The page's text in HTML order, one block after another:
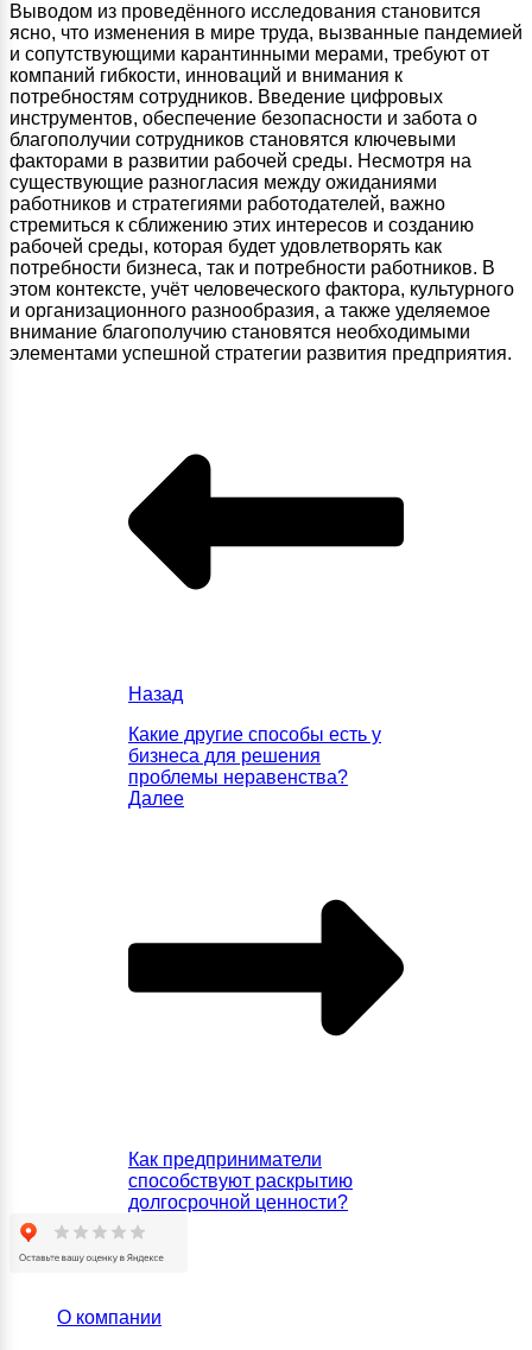
Выводом из проведённого исследования становится
ясно, что изменения в мире труда, вызванные пандемией
и сопутствующими карантинными мерами, требуют от
компаний гибкости, инноваций и внимания к
потребностям сотрудников. Введение цифровых
инструментов, обеспечение безопасности и забота о
благополучии сотрудников становятся ключевыми
факторами в развитии рабочей среды. Несмотря на
существующие разногласия между ожиданиями
работников и стратегиями работодателей, важно
стремиться к сближению этих интересов и созданию
рабочей среды, которая будет удовлетворять как
потребности бизнеса, так и потребности работников. В
этом контексте, учёт человеческого фактора, культурного
и организационного разнообразия, а также уделяемое
внимание благополучию становятся необходимыми
элементами успешной стратегии развития предприятия.
Назад
Какие другие способы есть у
бизнеса для решения
проблемы неравенства?
Далее
Как предприниматели
способствуют раскрытию
долгосрочной ценности?
О компании